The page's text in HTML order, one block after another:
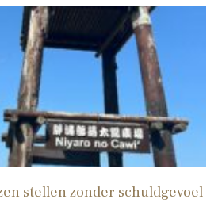
stellen zonder schuldgevoel